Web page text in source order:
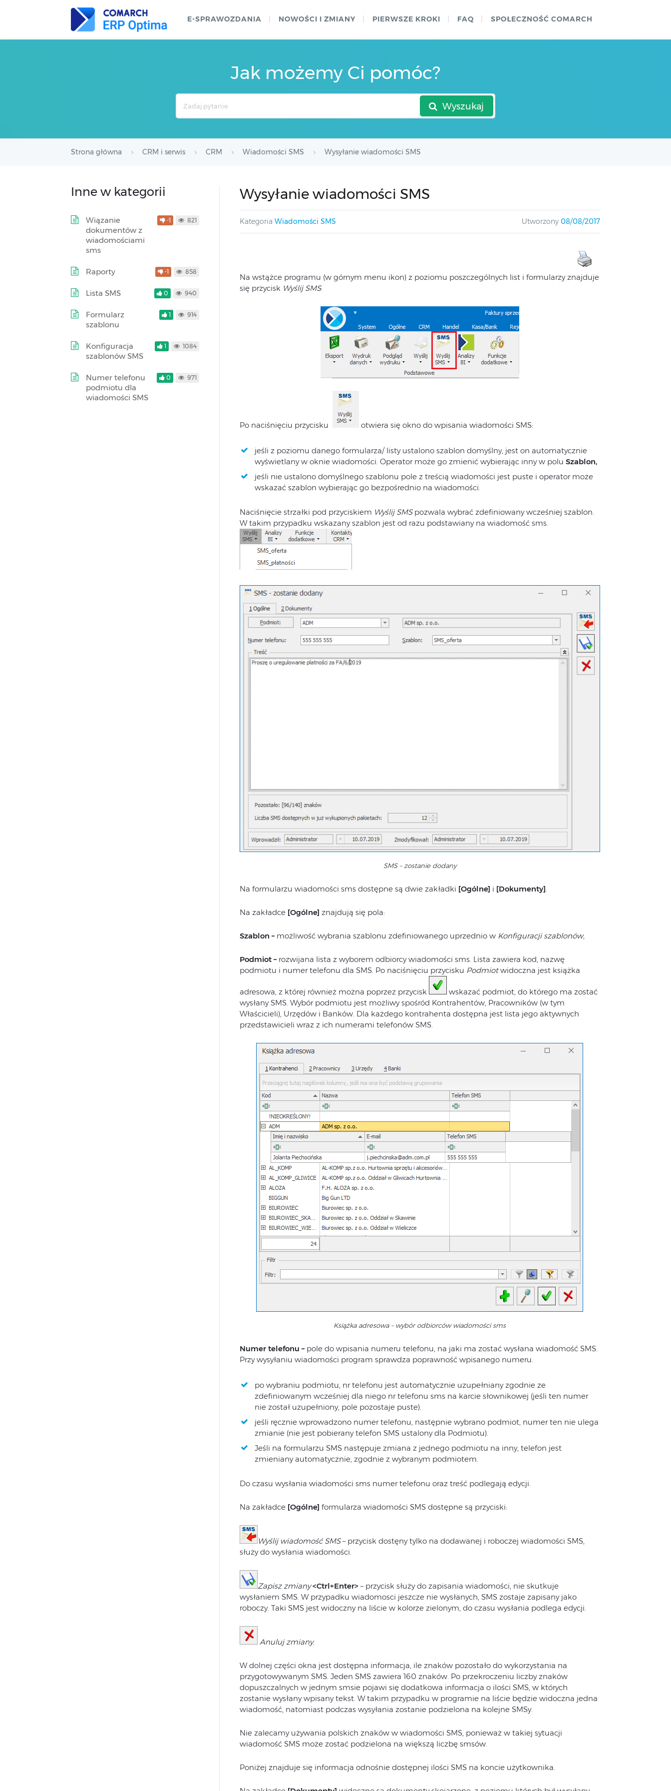
E-SPRAWOZDANIA NOWOŚCI I ZMIANY PIERWSZE KROKI FAQ SPOŁECZNOŚĆ COMARCH
Jak możemy Ci pomóc?
Wyszukaj
Strona główna CRM i serwis CRM Wiadomości SMS Wysyłanie wiadomości SMS
Wysyłanie wiadomości SMS
Kategoria Wiadomości SMS Utworzony 08/08/2017
Na wstążce programu (w górnym menu ikon) z poziomu poszczególnych list i formularzy znajduje
się przycisk Wyślij SMS:
Po naciśnięciu przycisku otwiera się okno do wpisania wiadomości SMS:
jeśli z poziomu danego formularza/ listy ustalono szablon domyślny, jest on automatycznie
wyświetlany w oknie wiadomości. Operator może go zmienić wybierając inny w polu Szablon,
jeśli nie ustalono domyślnego szablonu pole z treścią wiadomości jest puste i operator może
wskazać szablon wybierając go bezpośrednio na wiadomości.
Naciśnięcie strzałki pod przyciskiem Wyślij SMSpozwala wybrać zdefiniowany wcześniej szablon.
W takim przypadku wskazany szablon jest od razu podstawiany na wiadomość sms.
SMS – zostanie dodany
Na formularzu wiadomości sms dostępne są dwie zakładki [Ogólne] i [Dokumenty].
Na zakładce [Ogólne] znajdują się pola:
Szablon – możliwość wybrania szablonu zdefiniowanego uprzednio w Konfiguracji szablonów,
Podmiot – rozwijana lista z wyborem odbiorcy wiadomości sms. Lista zawiera kod, nazwę
podmiotu i numer telefonu dla SMS. Po naciśnięciu przycisku Podmiotwidoczna jest książka
adresowa, z której również można poprzez przycisk
wskazać podmiot, do którego ma zostać
wysłany SMS. Wybór podmiotu jest możliwy spośród Kontrahentów, Pracowników (w tym
Właścicieli), Urzędów i Banków. Dla każdego kontrahenta dostępna jest lista jego aktywnych
przedstawicieli wraz z ich numerami telefonów SMS.
Książka adresowa – wybór odbiorców wiadomości sms
Numer telefonu – pole do wpisania numeru telefonu, na jaki ma zostać wysłana wiadomość SMS.
Przy wysyłaniu wiadomości program sprawdza poprawność wpisanego numeru.
po wybraniu podmiotu, nr telefonu jest automatycznie uzupełniany zgodnie ze
zdefiniowanym wcześniej dla niego nr telefonu sms na karcie słownikowej (jeśli ten numer
nie został uzupełniony, pole pozostaje puste).
jeśli ręcznie wprowadzono numer telefonu, następnie wybrano podmiot, numer ten nie ulega
zmianie (nie jest pobierany telefon SMS ustalony dla Podmiotu).
Jeśli na formularzu SMS następuje zmiana z jednego podmiotu na inny, telefon jest
zmieniany automatycznie, zgodnie z wybranym podmiotem.
Do czasu wysłania wiadomości sms numer telefonu oraz treść podlegają edycji.
Na zakładce [Ogólne] formularza wiadomości SMS dostępne są przyciski:
Wyślij wiadomość SMS– przycisk dostęny tylko na dodawanej i roboczej wiadomości SMS,
służy do wysłania wiadomości.
Zapisz zmiany<Ctrl+Enter> – przycisk służy do zapisania wiadomości, nie skutkuje
wysłaniem SMS. W przypadku wiadomosci jeszcze nie wysłanych, SMS zostaje zapisany jako
roboczy. Taki SMS jest widoczny na liście w kolorze zielonym, do czasu wysłania podlega edycji.
Anuluj zmiany.
W dolnej części okna jest dostępna informacja, ile znaków pozostało do wykorzystania na
przygotowywanym SMS. Jeden SMS zawiera 160 znaków. Po przekroczeniu liczby znaków
dopuszczalnych w jednym smsie pojawi się dodatkowa informacja o ilości SMS, w których
zostanie wysłany wpisany tekst. W takim przypadku w programie na liście będzie widoczna jedna
wiadomość, natomiast podczas wysyłania zostanie podzielona na kolejne SMSy.
Nie zalecamy używania polskich znaków w wiadomości SMS, ponieważ w takiej sytuacji
wiadomość SMS może zostać podzielona na większą liczbę smsów.
Poniżej znajduje się informacja odnośnie dostępnej ilości SMS na koncie użytkownika.
Inne w kategorii
Wiązanie
dokumentów z
wiadomościami
sms
-1 821
Raporty -1 858
Lista SMS 0 940
Formularz
szablonu
1 914
Konfiguracja
szablonów SMS
1 1084
Numer telefonu
podmiotu dla
wiadomości SMS
0 971